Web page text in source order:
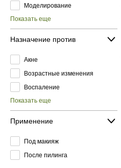
Моделирование
Показать еще
Назначение против
Акне
Возрастные изменения
Воспаление
Показать еще
Применение
Под макияж
После пилинга